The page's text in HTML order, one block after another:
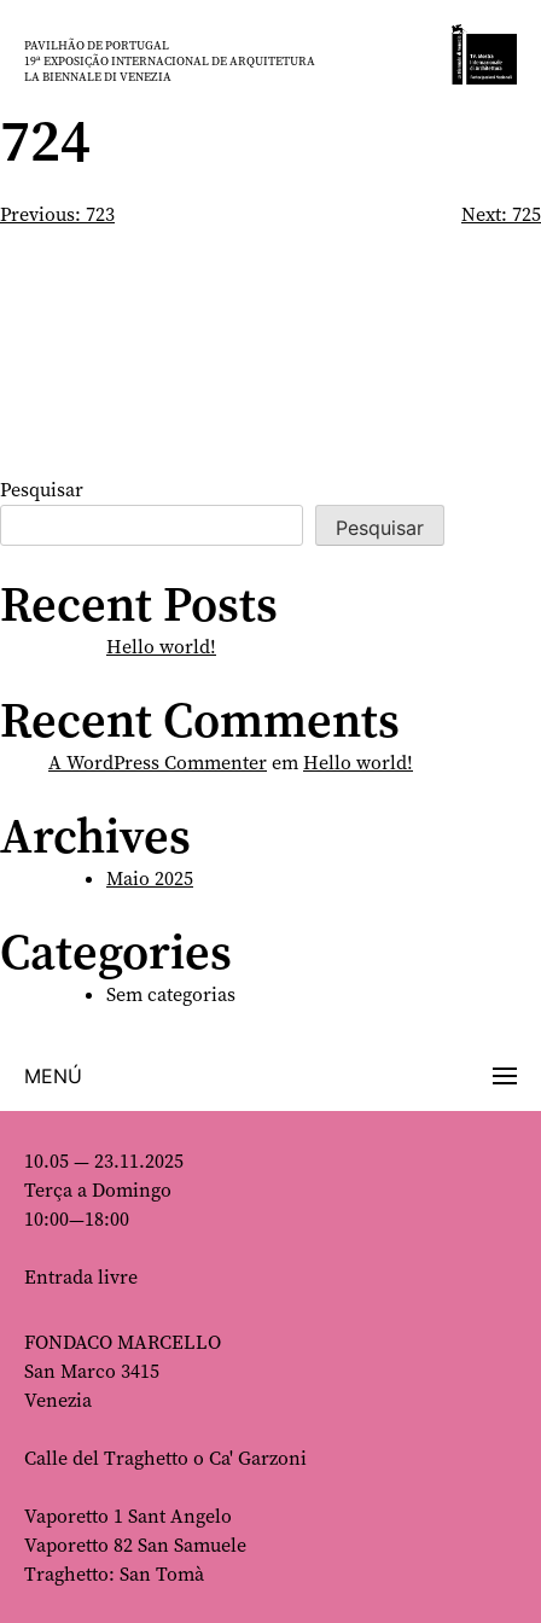
paraPAVILHÃO DE PORTUGAL
19ª EXPOSIÇÃO INTERNACIONAL DE ARQUITETURA
LA BIENNALE DI VENEZIA
724
Navegação
Previous: 723 Next: 725
Pesquisar
Pesquisar
Recent Posts
Hello world!
Recent Comments
A WordPress CommenteremHello world!
Archives
Maio 2025
Categories
Sem categorias
MENÚ
10.05 — 23.11.2025
Terça a Domingo
10:00—18:00
Entrada livre
FONDACO MARCELLO
San Marco 3415
Venezia
Calle del Traghetto o Ca' Garzoni
Vaporetto 1 Sant Angelo
Vaporetto 82 San Samuele
Traghetto: San Tomà